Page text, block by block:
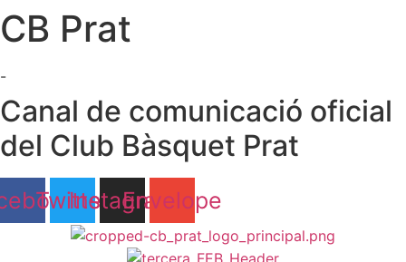
Ir
al
CB Prat
-
Canal de comunicació oficial
del Club Bàsquet Prat
Twitter
Instagram
Envelope